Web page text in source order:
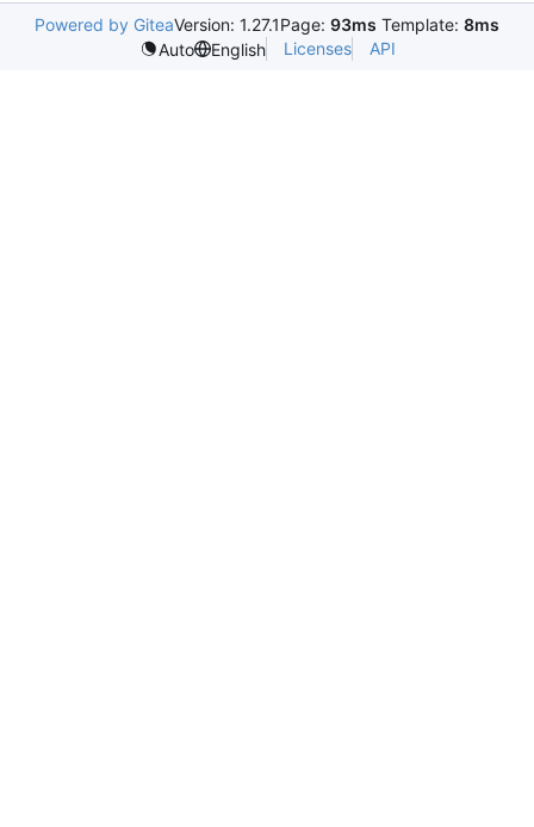
Powered by GiteaVersion: 1.27.1Page: 93ms Template: 8ms
Auto
English Licenses API